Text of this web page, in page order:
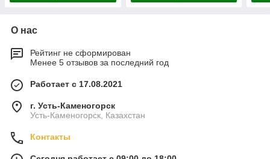
О нас
Рейтинг не сформирован
Менее 5 отзывов за последний год
Работает с 17.08.2021
г. Усть-Каменогорск
Усть-Каменогорск, Казахстан
Контакты